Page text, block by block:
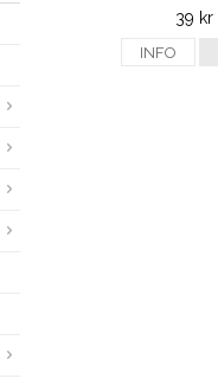
39 kr
INFO